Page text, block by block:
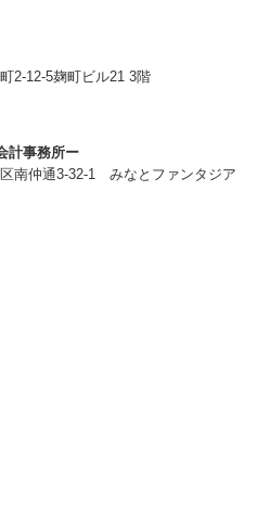
2-12-5麹町ビル21 3階
計事務所ー
南仲通3-32-1 みなとファンタジア